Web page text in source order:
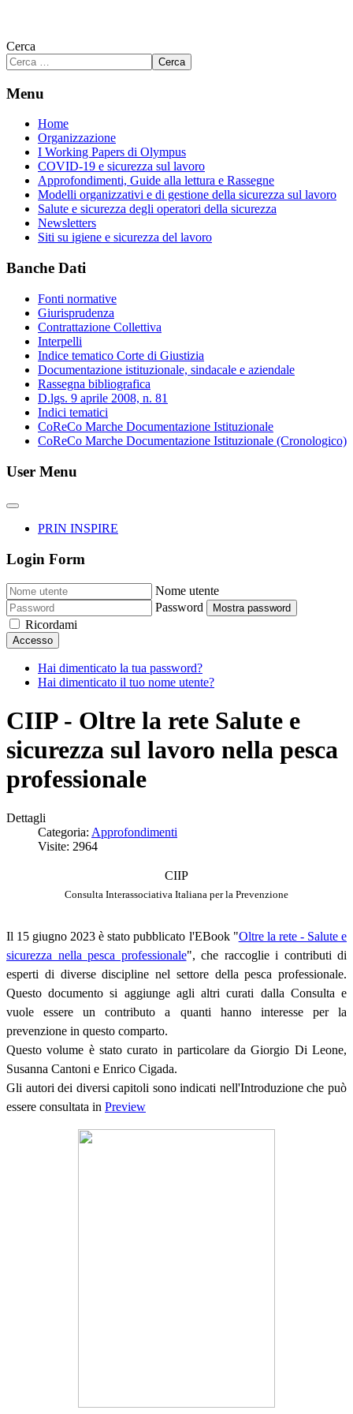
Cerca
Cerca
Menu
Home
Organizzazione
I Working Papers di Olympus
COVID-19 e sicurezza sul lavoro
Approfondimenti, Guide alla lettura e Rassegne
Modelli organizzativi e di gestione della sicurezza sul lavoro
Salute e sicurezza degli operatori della sicurezza
Newsletters
Siti su igiene e sicurezza del lavoro
Banche Dati
Fonti normative
Giurisprudenza
Contrattazione Collettiva
Interpelli
Indice tematico Corte di Giustizia
Documentazione istituzionale, sindacale e aziendale
Rassegna bibliografica
D.lgs. 9 aprile 2008, n. 81
Indici tematici
CoReCo Marche Documentazione Istituzionale
CoReCo Marche Documentazione Istituzionale (Cronologico)
User Menu
PRIN INSPIRE
Login Form
Nome utente
Password
Mostra password
Ricordami
Accesso
Hai dimenticato la tua password?
Hai dimenticato il tuo nome utente?
CIIP - Oltre la rete Salute e
sicurezza sul lavoro nella pesca
professionale
Dettagli
Categoria: Approfondimenti
Visite: 2964
CIIP
Consulta Interassociativa Italiana per la Prevenzione
Il 15 giugno 2023 è stato pubblicato l'EBook "Oltre la rete - Salute e
sicurezza nella pesca professionale", che raccoglie i contributi di
esperti di diverse discipline nel settore della pesca professionale.
Questo documento si aggiunge agli altri curati dalla Consulta e
vuole essere un contributo a quanti hanno interesse per la
prevenzione in questo comparto.
Questo volume è stato curato in particolare da Giorgio Di Leone,
Susanna Cantoni e Enrico Cigada.
Gli autori dei diversi capitoli sono indicati nell'Introduzione che può
essere consultata in Preview